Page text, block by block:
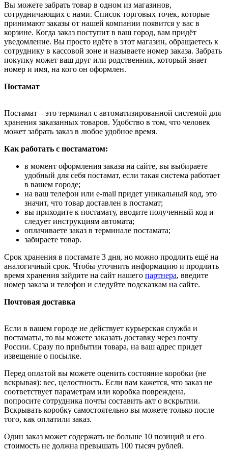
Вы можете забрать товар в одном из магазинов,
сотрудничающих с нами. Список торговых точек, которые
принимают заказы от нашей компании появится у вас в
корзине. Когда заказ поступит в ваш город, вам придёт
уведомление. Вы просто идёте в этот магазин, обращаетесь к
сотруднику в кассовой зоне и называете номер заказа. Забрать
покупку может ваш друг или родственник, который знает
номер и имя, на кого он оформлен.
Постамат
Постамат – это терминал с автоматизированной системой для
хранения заказанных товаров. Удобство в том, что человек
может забрать заказ в любое удобное время.
Как работать с постаматом:
в момент оформления заказа на сайте, вы выбираете
удобный для себя постамат, если такая система работает
в вашем городе;
на ваш телефон или e-mail придет уникальный код, это
значит, что товар доставлен в постамат;
вы приходите к постамату, вводите полученный код и
следует инструкциям автомата;
оплачиваете заказ в терминале постамата;
забираете товар.
Срок хранения в постамате 3 дня, но можно продлить ещё на
аналогичный срок. Чтобы уточнить информацию и продлить
время хранения зайдите на сайт нашего партнера, введите
номер заказа и телефон и следуйте подсказкам на сайте.
Почтовая доставка
Если в вашем городе не действует курьерская служба и
постаматы, то вы можете заказать доставку через почту
России. Сразу по прибытии товара, на ваш адрес придет
извещение о посылке.
Перед оплатой вы можете оценить состояние коробки (не
вскрывая): вес, целостность. Если вам кажется, что заказ не
соответствует параметрам или коробка повреждена,
попросите сотрудника почты составить акт о вскрытии.
Вскрывать коробку самостоятельно вы можете только после
того, как оплатили заказ.
Один заказ может содержать не больше 10 позиций и его
стоимость не должна превышать 100 тысяч рублей.